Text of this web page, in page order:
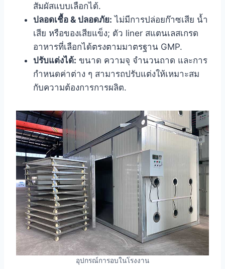
สัมผัสแบบเลือกได้.
ปลอดเชื้อ & ปลอดภัย: ไม่มีการปล่อยก๊าซเสีย น้ำ
เสีย หรือของเสียแข็ง; ตัว liner สแตนเลสเกรด
อาหารที่เลือกได้ตรงตามมาตรฐาน GMP.
ปรับแต่งได้: ขนาด ความจุ จำนวนถาด และการ
กำหนดค่าต่าง ๆ สามารถปรับแต่งให้เหมาะสม
กับความต้องการการผลิต.
อุปกรณ์การอบในโรงงาน